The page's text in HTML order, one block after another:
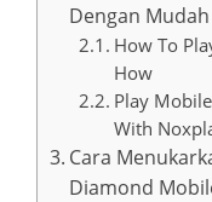
Dengan Mudah
How To
How
Play
With
Cara
Diamond